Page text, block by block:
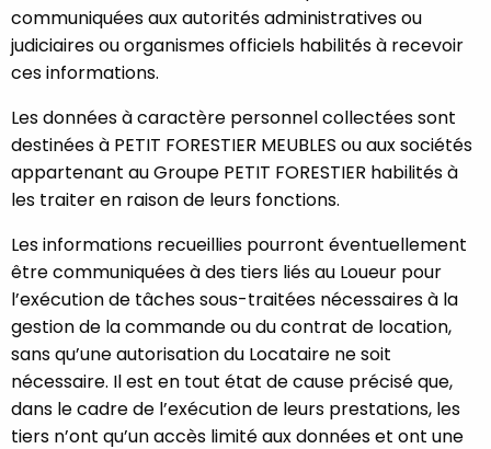
communiquées aux autorités administratives ou
judiciaires ou organismes officiels habilités à recevoir
ces informations.
Les données à caractère personnel collectées sont
destinées à PETIT FORESTIER MEUBLES ou aux sociétés
appartenant au Groupe PETIT FORESTIER habilités à
les traiter en raison de leurs fonctions.
Les informations recueillies pourront éventuellement
être communiquées à des tiers liés au Loueur pour
l’exécution de tâches sous-traitées nécessaires à la
gestion de la commande ou du contrat de location,
sans qu’une autorisation du Locataire ne soit
nécessaire. Il est en tout état de cause précisé que,
dans le cadre de l’exécution de leurs prestations, les
tiers n’ont qu’un accès limité aux données et ont une